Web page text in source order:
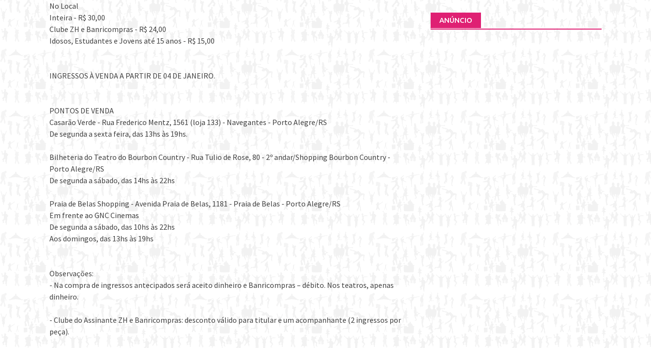
No Local
Inteira - R$ 30,00
Clube ZH e Banricompras - R$ 24,00
Idosos, Estudantes e Jovens até 15 anos - R$ 15,00
INGRESSOS À VENDA A PARTIR DE 04 DE JANEIRO.
PONTOS DE VENDA
Casarão Verde - Rua Frederico Mentz, 1561 (loja 133) - Navegantes - Porto Alegre/RS
De segunda a sexta feira, das 13hs às 19hs.
Bilheteria do Teatro do Bourbon Country - Rua Tulio de Rose, 80 - 2º andar/Shopping Bourbon Country -
Porto Alegre/RS
De segunda a sábado, das 14hs às 22hs
Praia de Belas Shopping - Avenida Praia de Belas, 1181 - Praia de Belas - Porto Alegre/RS
Em frente ao GNC Cinemas
De segunda a sábado, das 10hs às 22hs
Aos domingos, das 13hs às 19hs
Observações:
- Na compra de ingressos antecipados será aceito dinheiro e Banricompras – débito. Nos teatros, apenas
dinheiro.
- Clube do Assinante ZH e Banricompras: desconto válido para titular e um acompanhante (2 ingressos por
peça).
ANÚNCIO